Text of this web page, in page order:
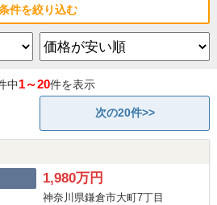
件を絞り込む
中1～20件を表示
次の20件>>
1,980万円
神奈川県鎌倉市大町7丁目